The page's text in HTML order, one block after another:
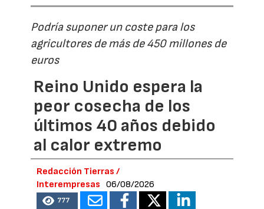
Podría suponer un coste para los
agricultores de más de 450 millones de
euros
Reino Unido espera la
peor cosecha de los
últimos 40 años debido
al calor extremo
Redacción Tierras /
Interempresas
06/08/2026
777